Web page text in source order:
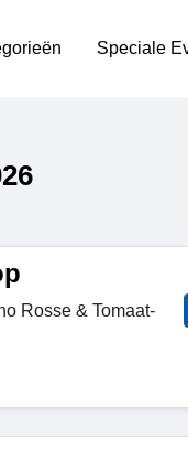
Speciale
Rosse & Tomaat-